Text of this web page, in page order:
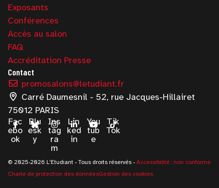
Exposants
Conférences
Accès au salon
FAQ
Accréditation Presse
Contact
promosalons@letudiant.fr
Carré Daumesnil - 52, rue Jacques-Hillairet
75012 PARIS
Fac
ebo
ok
Blu
esk
y
Ins
tag
ra
m
Lin
ked
in
You
tub
e
Tik
Tok
© 2025-2026 L'Etudiant - Tous droits réservés - Accessibilité : non conforme
Charte de protection des donnéesGestion des cookies